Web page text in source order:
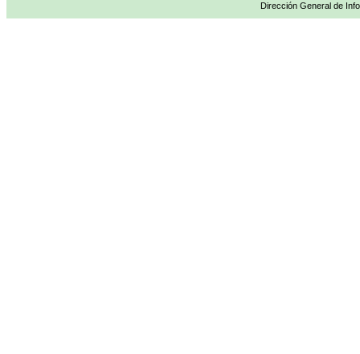
Dirección General de